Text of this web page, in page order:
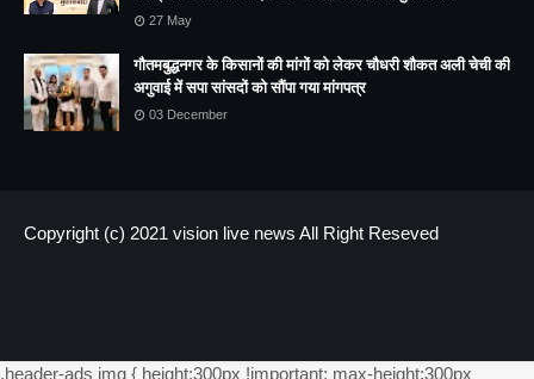
27 May
गौतमबुद्धनगर के किसानों की मांगों को लेकर चौधरी शौकत अली चेची की
अगुवाई में सपा सांसदों को सौंपा गया मांगपत्र
03 December
Copyright (c) 2021 vision live news All Right Reseved
.header-ads img { height:300px !important; max-height:300px